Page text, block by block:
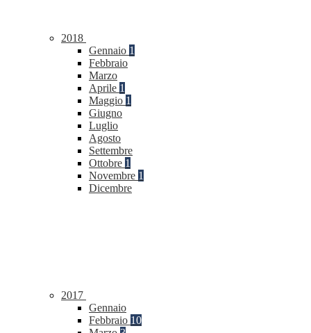
2018
Gennaio 1
Febbraio
Marzo
Aprile 1
Maggio 1
Giugno
Luglio
Agosto
Settembre
Ottobre 1
Novembre 1
Dicembre
2017
Gennaio
Febbraio 10